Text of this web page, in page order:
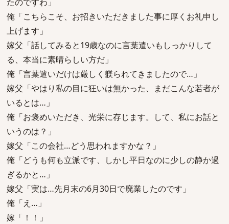
俺「こちらこそ、お招きいただきました事に厚くお礼申し
上げます」
嫁父「話してみると19歳なのに言葉遣いもしっかりして
る、本当に素晴らしい方だ」
俺「言葉遣いだけは厳しく躾られてきましたので…」
嫁父「やはり私の目に狂いは無かった、まだこんな若者が
いるとは…」
俺「お褒めいただき、光栄に存じます。して、私にお話と
いうのは？」
嫁父「この会社…どう思われますかな？」
俺「どうも何も立派です、しかし平日なのに少しの静か過
ぎるかと…」
嫁父「実は…先月末の6月30日で廃業したのです」
俺「え…」
嫁「！！」